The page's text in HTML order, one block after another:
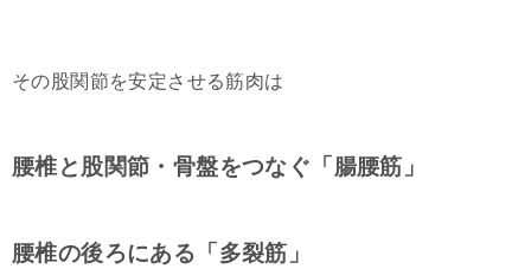
その股関節を安定させる筋肉は
腰椎と股関節・骨盤をつなぐ「腸腰筋」
腰椎の後ろにある「多裂筋」